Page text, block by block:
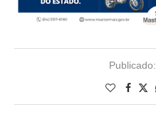
Publicado: